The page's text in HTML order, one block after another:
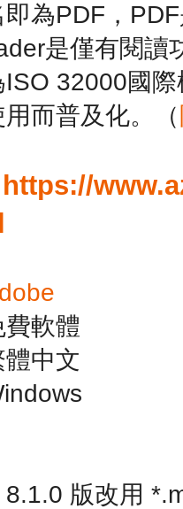
為PDF，
是僅有閱讀
ISO 32000國
而普及化。（
https://
軟體
中文
版改用